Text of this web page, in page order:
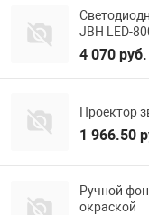
JBH LED-
4 070 руб.
Проектор
1 966.50
Ручной
окраской